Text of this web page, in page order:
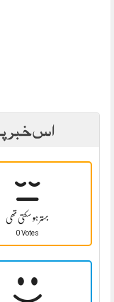
اس خبر
بہتر ہو سکتی تھی
0 Votes